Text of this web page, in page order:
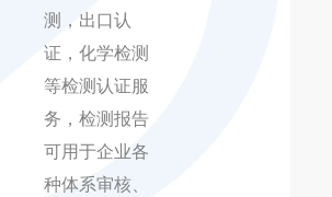
测，出口认
证，化学检测
等检测认证服
务，检测报告
可用于企业各
种体系审核、